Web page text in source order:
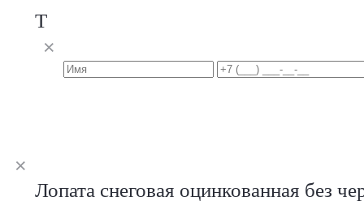
Т
Лопата снеговая оцинкованная без